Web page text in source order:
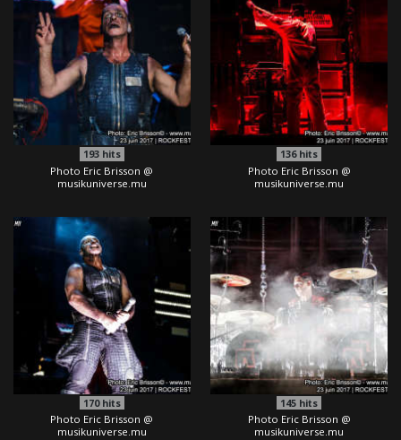
193hits
Photo Eric Brisson @
musikuniverse.mu
136hits
Photo Eric Brisson @
musikuniverse.mu
170hits
Photo Eric Brisson @
musikuniverse.mu
145 hits
Photo Eric Brisson @
musikuniverse.mu